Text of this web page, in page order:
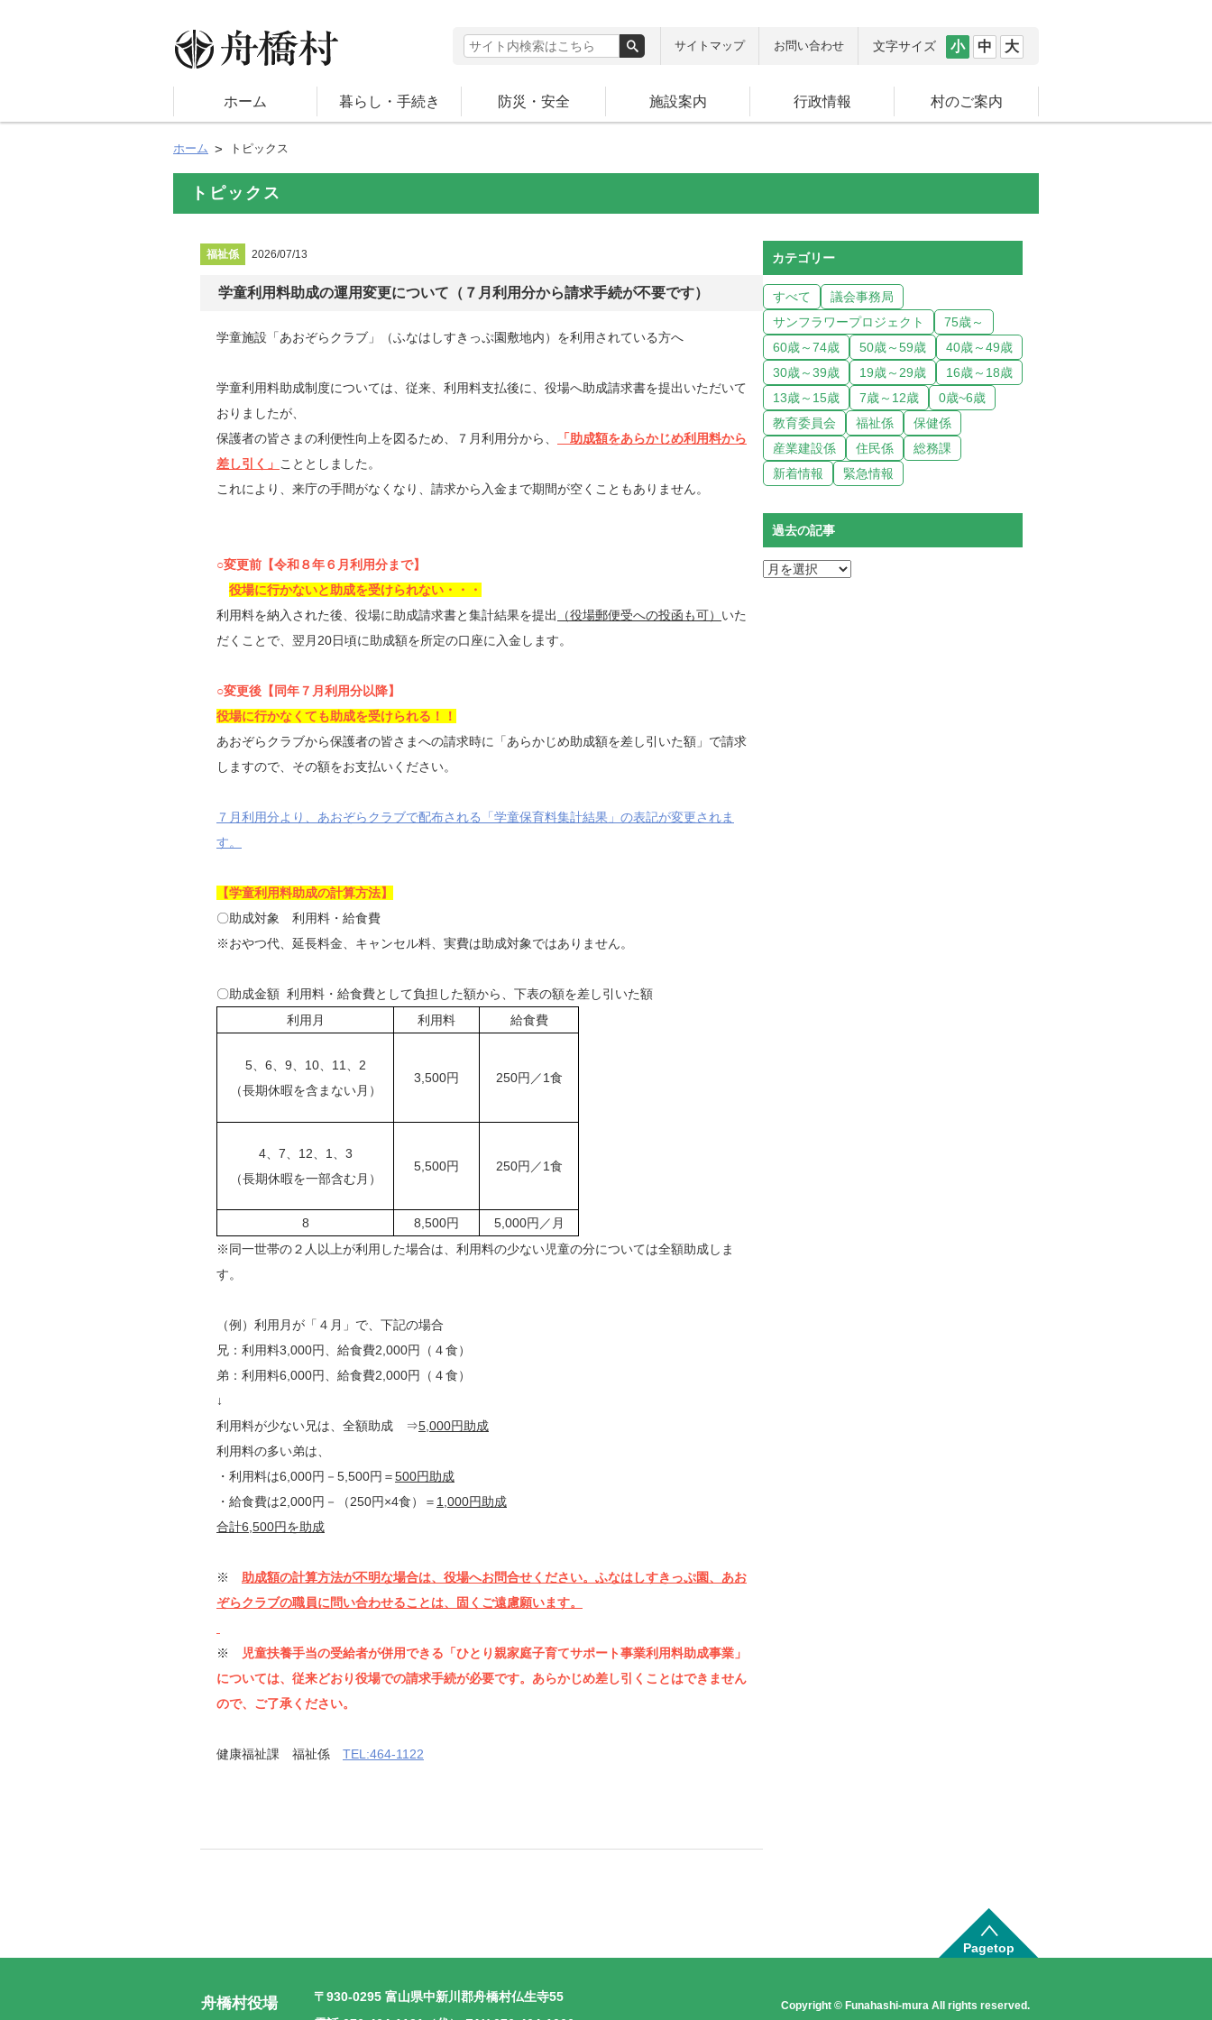
サイトマップ お問い合わせ 文字サイズ 小 中 大
ホーム 暮らし・手続き 防災・安全 施設案内 行政情報 村のご案内
ホーム トピックス
トピックス
福祉係 2026/07/13
学童利用料助成の運用変更について（７月利用分から請求手続が不要です）
学童施設「あおぞらクラブ」（ふなはしすきっぷ園敷地内）を利用されている方へ
学童利用料助成制度については、従来、利用料支払後に、役場へ助成請求書を提出いただいて
おりましたが、
保護者の皆さまの利便性向上を図るため、７月利用分から、
「助成額をあらかじめ利用料から
差し引く」 こととしました。
これにより、来庁の手間がなくなり、請求から入金まで期間が空くこともありません。
○変更前【令和８年６月利用分まで】
役場に行かないと助成を受けられない・・・
利用料を納入された後、役場に助成請求書と集計結果を提出
（役場郵便受への投函も可） いた
だくことで、翌月20日頃に助成額を所定の口座に入金します。
○変更後【同年７月利用分以降】
役場に行かなくても助成を受けられる！！
あおぞらクラブから保護者の皆さまへの請求時に「あらかじめ助成額を差し引いた額」で請求
しますので、その額をお支払いください。
７月利用分より、あおぞらクラブで配布される「学童保育料集計結果」の表記が変更されま
す。
【学童利用料助成の計算方法】
〇助成対象 利用料・給食費
※おやつ代、延長料金、キャンセル料、実費は助成対象ではありません。
〇助成金額 利用料・給食費として負担した額から、下表の額を差し引いた額
利用月
利用料 給食費
5、6、9、10、11、2
（長期休暇を含まない月）
3,500円 250円／1食
4、7、12、1、3
（長期休暇を一部含む月）
5,500円 250円／1食
8 8,500円
5,000円／月
※同一世帯の２人以上が利用した場合は、利用料の少ない児童の分については全額助成しま
す。
（例）利用月が「４月」で、下記の場合
兄：利用料3,000円、給食費2,000円（４食）
弟：利用料6,000円、給食費2,000円（４食）
↓
利用料が少ない兄は、全額助成 ⇒5,000円助成
利用料の多い弟は、
・利用料は6,000円－5,500円＝500円助成
・給食費は2,000円－（250円×4食）＝ 1,000円助成
合計6,500円を助成
※
助成額の計算方法が不明な場合は、役場へお問合せください。ふなはしすきっぷ園、あお
ぞらクラブの職員に問い合わせることは、固くご遠慮願います。
※
児童扶養手当の受給者が併用できる「ひとり親家庭子育てサポート事業利用料助成事業」
については、従来どおり役場での請求手続が必要です。あらかじめ差し引くことはできません
ので、ご了承ください。
健康福祉課 福祉係 TEL:464-1122
カテゴリー
すべて
議会事務局
サンフラワープロジェクト
75歳～
60歳～74歳
50歳～59歳
40歳～49歳
30歳～39歳
19歳～29歳
16歳～18歳
13歳～15歳
7歳～12歳
0歳~6歳
教育委員会
福祉係
保健係
産業建設係
住民係
総務課
新着情報
緊急情報
過去の記事
Pagetop
舟橋村役場 〒930-0295 富山県中新川郡舟橋村仏生寺55
Copyright © Funahashi-mura All rights reserved.